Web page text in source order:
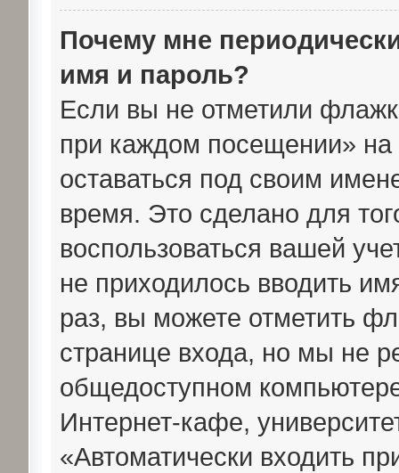
Почему мне
имя и пароль?
Если вы не отметили
при каждом посещении» на
оставаться под своим
время. Это сделано для
воспользоваться вашей
не приходилось вводить
раз, вы можете отметить
странице входа, но мы не
общедоступном
Интернет-кафе,
«Автоматически входить